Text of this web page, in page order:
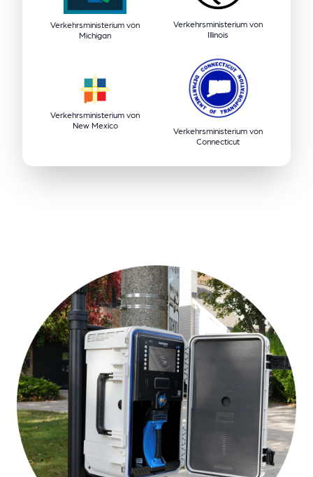
Verkehrsministerium von
Michigan
Verkehrsministerium von
Illinois
Verkehrsministerium von
New Mexico
Verkehrsministerium von
Connecticut